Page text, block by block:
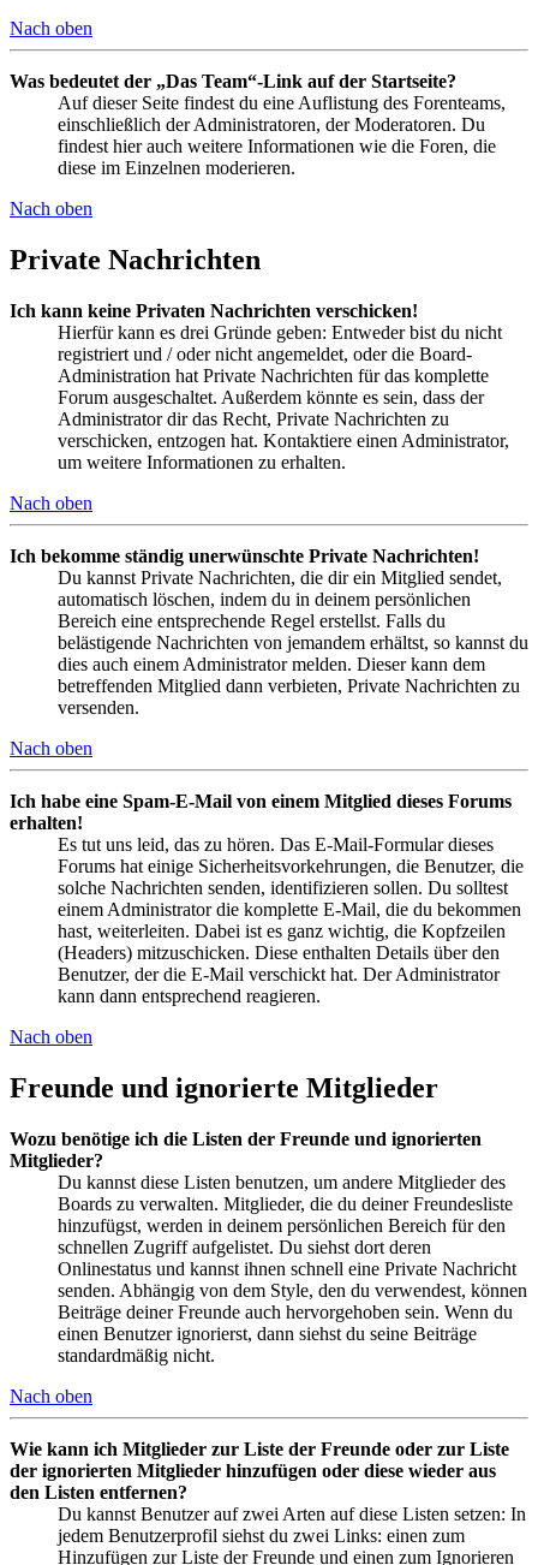
Nach oben
Was bedeutet der „Das Team“-Link auf der Startseite?
Auf dieser Seite findest du eine Auflistung des Forenteams,
einschließlich der Administratoren, der Moderatoren. Du
findest hier auch weitere Informationen wie die Foren, die
diese im Einzelnen moderieren.
Nach oben
Private Nachrichten
Ich kann keine Privaten Nachrichten verschicken!
Hierfür kann es drei Gründe geben: Entweder bist du nicht
registriert und / oder nicht angemeldet, oder die Board-
Administration hat Private Nachrichten für das komplette
Forum ausgeschaltet. Außerdem könnte es sein, dass der
Administrator dir das Recht, Private Nachrichten zu
verschicken, entzogen hat. Kontaktiere einen Administrator,
um weitere Informationen zu erhalten.
Nach oben
Ich bekomme ständig unerwünschte Private Nachrichten!
Du kannst Private Nachrichten, die dir ein Mitglied sendet,
automatisch löschen, indem du in deinem persönlichen
Bereich eine entsprechende Regel erstellst. Falls du
belästigende Nachrichten von jemandem erhältst, so kannst du
dies auch einem Administrator melden. Dieser kann dem
betreffenden Mitglied dann verbieten, Private Nachrichten zu
versenden.
Nach oben
Ich habe eine Spam-E-Mail von einem Mitglied dieses Forums
erhalten!
Es tut uns leid, das zu hören. Das E-Mail-Formular dieses
Forums hat einige Sicherheitsvorkehrungen, die Benutzer, die
solche Nachrichten senden, identifizieren sollen. Du solltest
einem Administrator die komplette E-Mail, die du bekommen
hast, weiterleiten. Dabei ist es ganz wichtig, die Kopfzeilen
(Headers) mitzuschicken. Diese enthalten Details über den
Benutzer, der die E-Mail verschickt hat. Der Administrator
kann dann entsprechend reagieren.
Nach oben
Freunde und ignorierte Mitglieder
Wozu benötige ich die Listen der Freunde und ignorierten
Mitglieder?
Du kannst diese Listen benutzen, um andere Mitglieder des
Boards zu verwalten. Mitglieder, die du deiner Freundesliste
hinzufügst, werden in deinem persönlichen Bereich für den
schnellen Zugriff aufgelistet. Du siehst dort deren
Onlinestatus und kannst ihnen schnell eine Private Nachricht
senden. Abhängig von dem Style, den du verwendest, können
Beiträge deiner Freunde auch hervorgehoben sein. Wenn du
einen Benutzer ignorierst, dann siehst du seine Beiträge
standardmäßig nicht.
Nach oben
Wie kann ich Mitglieder zur Liste der Freunde oder zur Liste
der ignorierten Mitglieder hinzufügen oder diese wieder aus
den Listen entfernen?
Du kannst Benutzer auf zwei Arten auf diese Listen setzen: In
jedem Benutzerprofil siehst du zwei Links: einen zum
Hinzufügen zur Liste der Freunde und einen zum Ignorieren